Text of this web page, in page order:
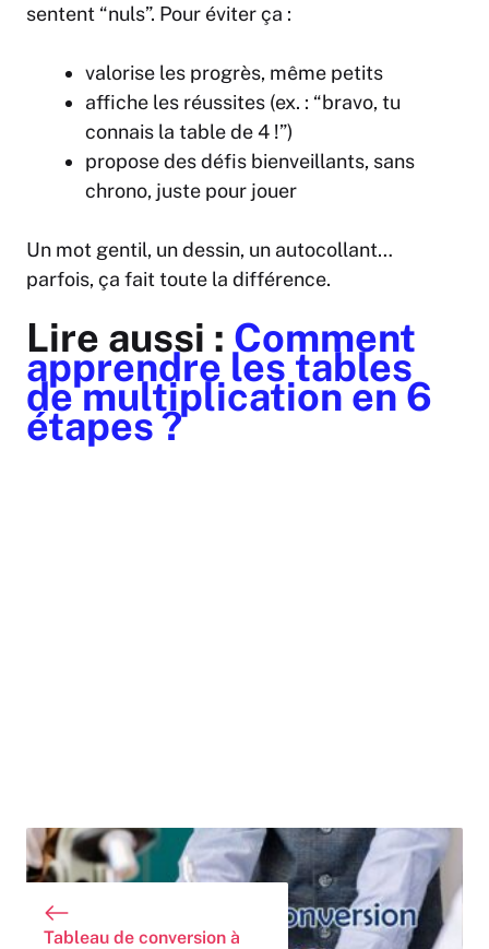
sentent “nuls”. Pour éviter ça :
valorise les progrès, même petits
affiche les réussites (ex. : “bravo, tu
connais la table de 4 !”)
propose des défis bienveillants, sans
chrono, juste pour jouer
Un mot gentil, un dessin, un autocollant…
parfois, ça fait toute la différence.
Lire aussi : Comment
apprendre les tables
de multiplication en 6
étapes ?
Tableau de conversion à